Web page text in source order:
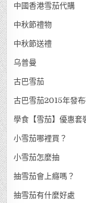
中國香港雪茄代購
中秋節禮物
中秋節送禮
乌普曼
古巴雪茄
古巴雪茄2015年發
學食【雪茄】優惠套
小雪茄哪裡買？
小雪茄怎麼抽
抽雪茄會上癮嗎？
抽雪茄有什麼好處